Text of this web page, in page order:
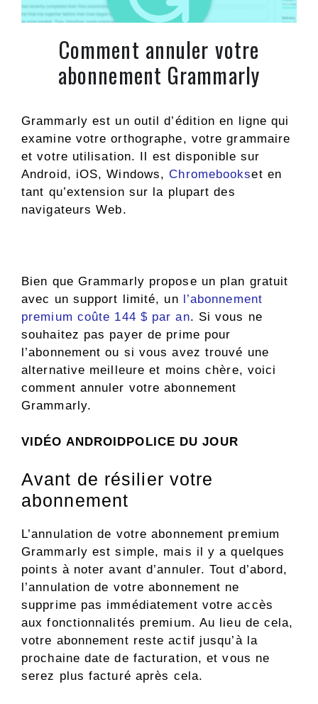
Comment annuler votre
abonnement Grammarly
Grammarly est un outil d’édition en ligne qui
examine votre orthographe, votre grammaire
et votre utilisation. Il est disponible sur
Android, iOS, Windows,Chromebookset en
tant qu’extension sur la plupart des
navigateurs Web.
Bien que Grammarly propose un plan gratuit
avec un support limité, un
l’abonnement
premium coûte 144 $ par an. Si vous ne
souhaitez pas payer de prime pour
l’abonnement ou si vous avez trouvé une
alternative meilleure et moins chère, voici
comment annuler votre abonnement
Grammarly.
VIDÉO ANDROIDPOLICE DU JOUR
Avant de résilier votre
abonnement
L’annulation de votre abonnement premium
Grammarly est simple, mais il y a quelques
points à noter avant d’annuler. Tout d’abord,
l’annulation de votre abonnement ne
supprime pas immédiatement votre accès
aux fonctionnalités premium. Au lieu de cela,
votre abonnement reste actif jusqu’à la
prochaine date de facturation, et vous ne
serez plus facturé après cela.